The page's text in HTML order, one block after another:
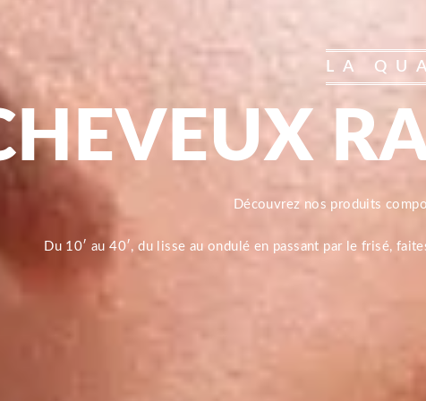
LA
Découvrez nos produits
Du 10′ au 40′, du lisse au ondulé en passant par le frisé,